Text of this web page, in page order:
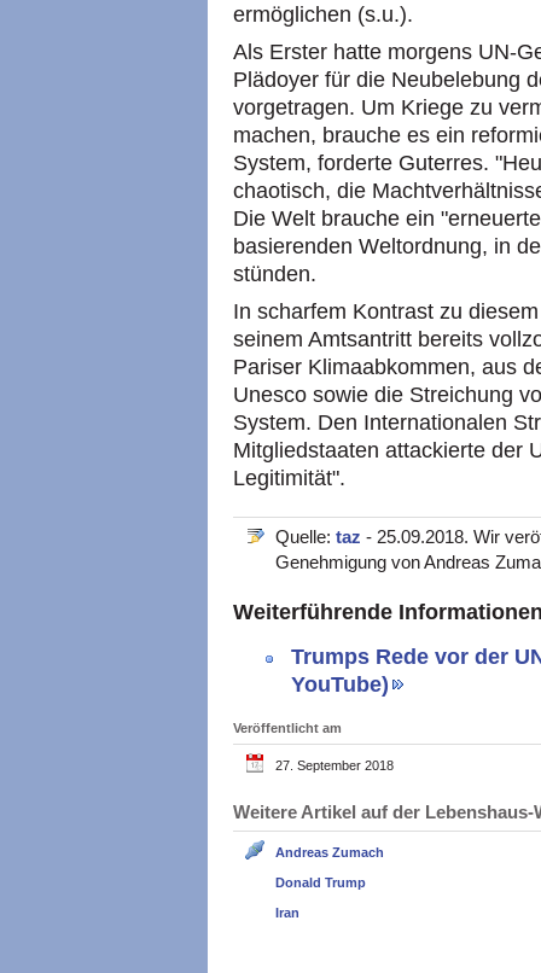
ermöglichen (s.u.).
Als Erster hatte morgens UN-
Plädoyer für die Neubelebung
vorgetragen. Um Kriege zu
machen, brauche es ein
System, forderte Guterres.
chaotisch, die
Die Welt brauche ein
basierenden Weltordnung, in
stünden.
In scharfem Kontrast zu
seinem Amtsantritt bereits
Pariser Klimaabkommen, aus
Unesco sowie die Streichung
System. Den Internationalen
Mitgliedstaaten attackierte der
Legitimität".
Quelle: taz - 25.09.2018. Wir
Genehmigung von Andreas
Weiterführende
Trumps Rede vor der
YouTube)
Veröffentlicht am
27. September 2018
Weitere Artikel auf der
Andreas Zumach
Donald Trump
Iran